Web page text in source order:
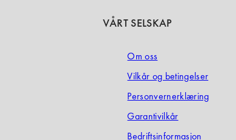
VÅRT SELSKAP
Om oss
Vilkår og betingelser
Personvernerklæring
Garanti­vilkår
Bedriftsinformasjon